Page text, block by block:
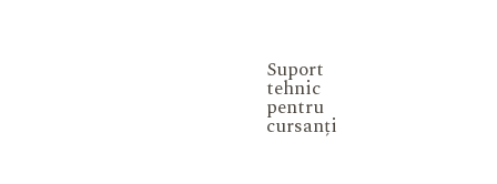
Suport
tehnic
pentru
cursanți